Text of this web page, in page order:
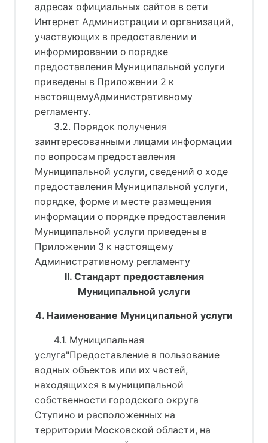
адресах официальных сайтов в сети
Интернет Администрации и организаций,
участвующих в предоставлении и
информировании о порядке
предоставления Муниципальной услуги
приведены в Приложении 2 к
настоящемуАдминистративному
регламенту.
3.2. Порядок получения
заинтересованными лицами информации
по вопросам предоставления
Муниципальной услуги, сведений о ходе
предоставления Муниципальной услуги,
порядке, форме и месте размещения
информации о порядке предоставления
Муниципальной услуги приведены в
Приложении 3 к настоящему
Административному регламенту
II. Стандарт предоставления
Муниципальной услуги
4. Наименование Муниципальной услуги
4.1. Муниципальная
услуга"Предоставление в пользование
водных объектов или их частей,
находящихся в муниципальной
собственности городского округа
Ступино и расположенных на
территории Московской области, на